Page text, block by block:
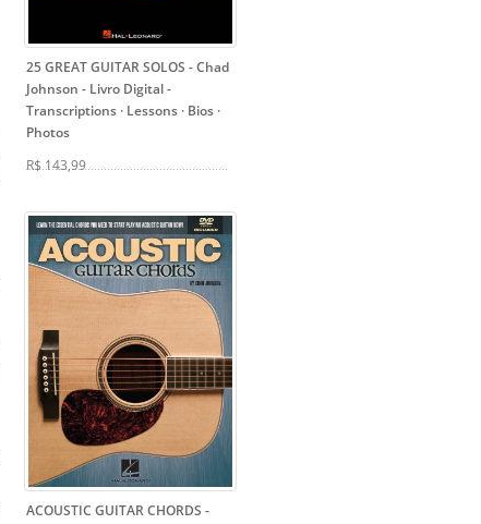
25 GREAT GUITAR SOLOS - Chad
Johnson - Livro Digital-
Transcriptions · Lessons · Bios ·
Photos
R$ 143,99
ACOUSTIC GUITAR CHORDS -